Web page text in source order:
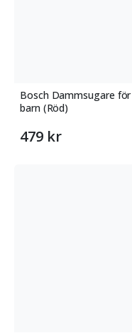
Bosch Dammsugare för
barn (Röd)
479 kr